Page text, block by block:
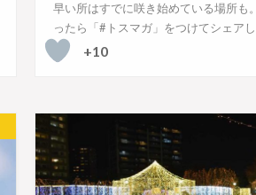
早い所はすでに咲き始めている場所も
ったら「#トスマガ」をつけてシェア
+10